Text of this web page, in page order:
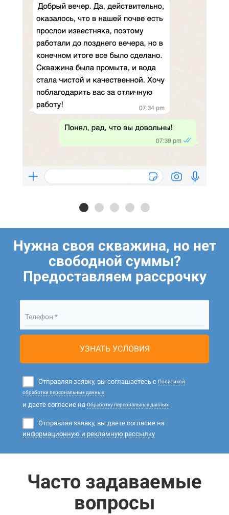
Нужна своя скважина, но нет
свободной суммы?
Предоставляем рассрочку
Телефон *
УЗНАТЬ УСЛОВИЯ
Отправляя заявку, вы соглашаетесь с Политикой
обработки персональных данных
и даете согласие на Обработку персональных данных
Отправляя заявку, вы даете согласие на
информационную и рекламную рассылку
Часто задаваемые
вопросы